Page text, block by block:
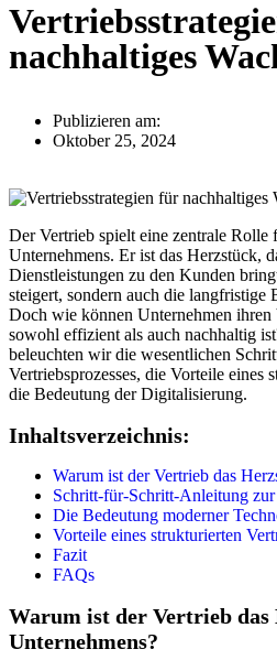
nachhaltiges
Publizieren am:
Oktober 25, 2024
Der Vertrieb spielt eine zentrale Rolle
Unternehmens. Er ist das Herzstück,
Dienstleistungen zu den Kunden
steigert, sondern auch die langfristige
Doch wie können Unternehmen ihren
sowohl effizient als auch nachhaltig
beleuchten wir die wesentlichen
Vertriebsprozesses, die Vorteile eines
die Bedeutung der Digitalisierung.
Inhaltsverzeichnis:
Warum ist der Vertrieb das
Schritt-für-Schritt-Anleitung
Die Bedeutung moderner
Vorteile eines strukturierten
Fazit
FAQs
Warum ist der Vertrieb
Unternehmens?